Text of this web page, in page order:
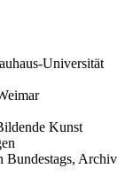
Universität
Kunst
Bundestags, Archiv